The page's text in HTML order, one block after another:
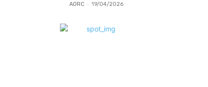
AORC - 19/04/2026